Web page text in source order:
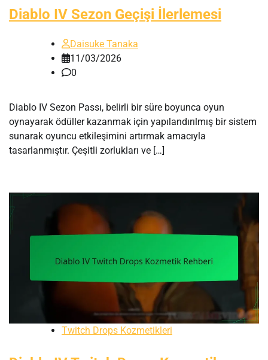
Diablo IV Sezon Geçişi İlerlemesi
Daisuke Tanaka
11/03/2026
0
Diablo IV Sezon Passı, belirli bir süre boyunca oyun
oynayarak ödüller kazanmak için yapılandırılmış bir sistem
sunarak oyuncu etkileşimini artırmak amacıyla
tasarlanmıştır. Çeşitli zorlukları ve […]
Twitch Drops Kozmetikleri